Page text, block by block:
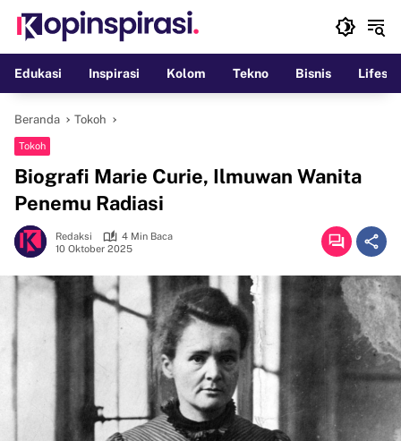
konten
Edukasi
Inspirasi Kolom Tekno Bisnis
Beranda Tokoh
Tokoh
Biografi Marie Curie, Ilmuwan Wanita
Penemu Radiasi
Redaksi
4 Min Baca
10 Oktober 2025